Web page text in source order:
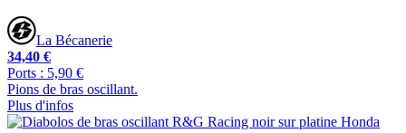
La Bécanerie
34,40 €
Ports : 5,90 €
Pions de bras oscillant.
Plus d'infos